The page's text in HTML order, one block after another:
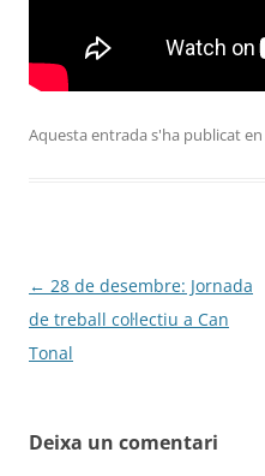
Aquesta entrada s'ha publicat en
Navegació
per
les
← 28 de desembre: Jornada
de treball col·lectiu a Can
Tonal
Deixa un comentari